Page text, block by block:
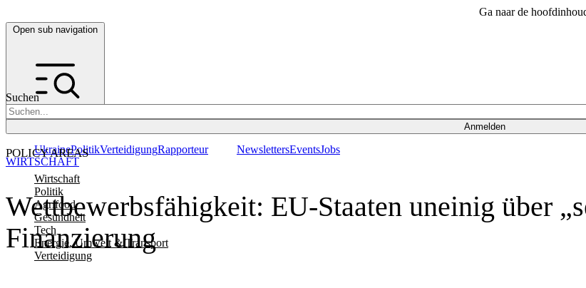
Ga naar de
Open sub navigation
Suchen
Anmelden
POLICY AREAS
Wirtschaft
Politik
Agrifood
Gesundheit
Tech
Energie, Umwelt & Transport
Verteidigung
UkrainePolitikVerteidigungRapporteur NewslettersEventsJobs
Wettbewerbsfähigkeit: EU-Staaten uneinig über
Finanzierung
WIRTSCHAFT